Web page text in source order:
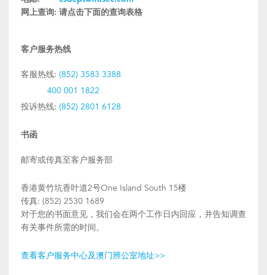
网上查询: 请点击下面的查询表格
客户服务热线
客服热线: (852) 3583 3388
400 001 1822
投诉热线: (852) 2801 6128
书函
邮寄或传真至客户服务部
香港黄竹坑香叶道2号One Island South 15楼
传真: (852) 2530 1689
对于您的书面意见，我们会在两个工作日内回应，并告知调查
有关事件所需的时间。
查看客户服务中心及澳门辨公室地址>>